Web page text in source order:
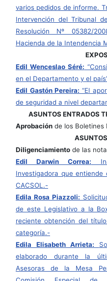
varios pedidos de informe.
Intervención del Tribunal
Resolución Nº 05382/
Hacienda de la Intendencia
Edil Wenceslao Séré:
en el Departamento y el
Edil Gastón Pereira: “El
de seguridad a nivel
ASUNTOS ENTRADOS
Aprobación de los Boletines
Diligenciamiento de las
Edil Darwin Correa:
Investigadora que
CACSOL.-
Edila Rosa Piazzoli:
de este Legislativo a la
reciente obtención del
categoría.-
Edila Elisabeth Arrieta:
elaborado durante la
Asesoras de la Mesa